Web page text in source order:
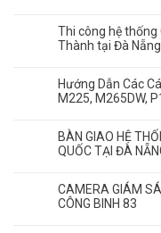
Thi công hệ
Thành tại Đà Nẵng
Hướng Dẫn Các
M225, M265DW,
BÀN GIAO HỆ
QUỐC TẠI ĐÀ
CAMERA GIÁM
CÔNG BINH 83